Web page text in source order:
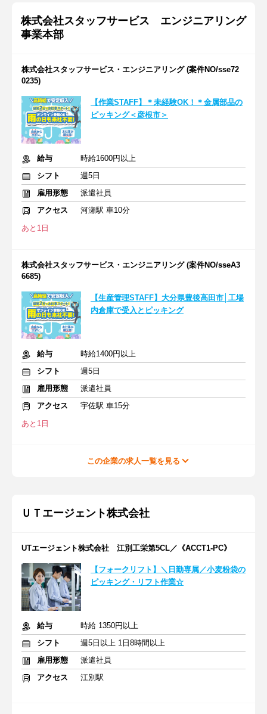
株式会社スタッフサービス エンジニアリング
事業本部
株式会社スタッフサービス・エンジニアリング (案件NO/sse72
0235)
【作業STAFF】＊未経験OK！＊金属部品の
ピッキング＜彦根市＞
給与
時給1600円以上
シフト
週5日
雇用形態
派遣社員
アクセス
河瀬駅 車10分
あと1日
株式会社スタッフサービス・エンジニアリング (案件NO/sseA3
6685)
【生産管理STAFF】大分県豊後高田市│工場
内倉庫で受入とピッキング
給与
時給1400円以上
シフト
週5日
雇用形態
派遣社員
アクセス
宇佐駅 車15分
あと1日
この企業の求人一覧を見る
ＵＴエージェント株式会社
UTエージェント株式会社 江別工栄第5CL／《ACCT1-PC》
【フォークリフト】＼日勤専属／小麦粉袋の
ピッキング・リフト作業☆
給与
時給 1350円以上
シフト
週5日以上 1日8時間以上
雇用形態
派遣社員
アクセス
江別駅